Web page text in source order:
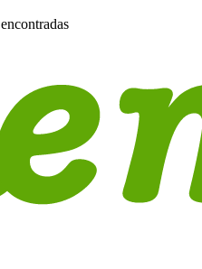
encontradas